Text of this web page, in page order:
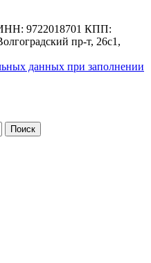
9722018701 КПП:
пр-т, 26с1,
данных при заполнении
Поиск